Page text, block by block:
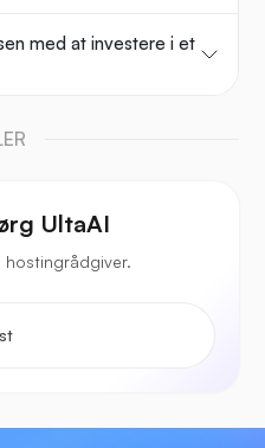
med at investere i et
UltaAI